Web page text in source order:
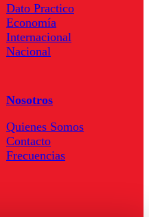
Dato Practico
Economía
Internacional
Nacional
Nosotros
Quienes Somos
Contacto
Frecuencias